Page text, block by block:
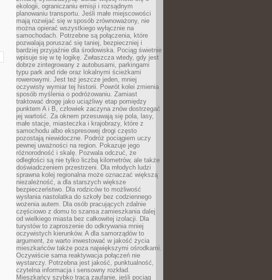
ekologii, ograniczaniu emisji i rozsądnym
planowaniu transportu. Jeśli małe miejscowości
mają rozwijać się w sposób zrównoważony, nie
można opierać wszystkiego wyłącznie na
samochodach. Potrzebne są połączenia, które
pozwalają poruszać się taniej, bezpieczniej i
bardziej przyjaźnie dla środowiska. Pociąg świetnie
wpisuje się w tę logikę. Zwłaszcza wtedy, gdy jest
dobrze zintegrowany z autobusami, parkingami
typu park and ride oraz lokalnymi ścieżkami
rowerowymi. Jest też jeszcze jeden, mniej
oczywisty wymiar tej historii. Powrót kolei zmienia
sposób myślenia o podróżowaniu. Zamiast
traktować drogę jako uciążliwy etap pomiędzy
punktem A i B, człowiek zaczyna znów dostrzegać
jej wartość. Za oknem przesuwają się pola, lasy,
małe stacje, miasteczka i krajobrazy, które z
samochodu albo ekspresowej drogi często
pozostają niewidoczne. Podróż pociągiem uczy
pewnej uważności na region. Pokazuje jego
różnorodność i skalę. Pozwala odczuć, że
odległości są nie tylko liczbą kilometrów, ale także
doświadczeniem przestrzeni. Dla młodych ludzi
sprawna kolej regionalna może oznaczać większą
niezależność, a dla starszych większe
bezpieczeństwo. Dla rodziców to możliwość
wysłania nastolatka do szkoły bez codziennego
wożenia autem. Dla osób pracujących zdalnie
częściowo z domu to szansa zamieszkania dalej
od wielkiego miasta bez całkowitej izolacji. Dla
turystów to zaproszenie do odkrywania mniej
oczywistych kierunków. A dla samorządów to
argument, że warto inwestować w jakość życia
mieszkańców także poza największymi ośrodkami.
Oczywiście sama reaktywacja połączeń nie
wystarczy. Potrzebna jest jakość, punktualność,
czytelna informacja i sensowny rozkład.
Mieszkańcy szybko tracą zaufanie, jeśli pociąg